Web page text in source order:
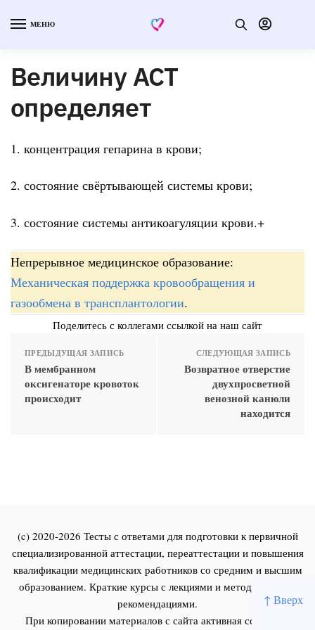
↑ Вверх
МЕНЮ
Величину АСТ
определяет
1. концентрация гепарина в крови;
2. состояние свёртывающей системы крови;
3. состояние системы антикоагуляции крови.+
Непрерывное медицинское образование:
Механическая поддержка кровообращения и
газообмена в трансплантологии.
Поделитесь с коллегами ссылкой на наш сайт
ПРЕДЫДУЩАЯ ЗАПИСЬ
В мембранном
оксигенаторе кровоток
происходит
СЛЕДУЮЩАЯ ЗАПИСЬ
Возвратное отверстие
двухпросветной
венозной канюли
находится
(c) 2020-2026 Тесты с ответами для подготовки к первичной
специализированной аттестации, переаттестации и повышения
квалификации медицинских работников со средним и высшим
образованием. Краткие курсы с лекциями и методическими
рекомендациями.
При копировании материалов с сайта активная ссылка на